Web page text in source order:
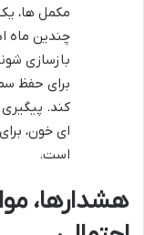
مکمل ها،
چندین ماه
بازسازی
برای حفظ
کند.
ای خون،
است.
هشدارها،